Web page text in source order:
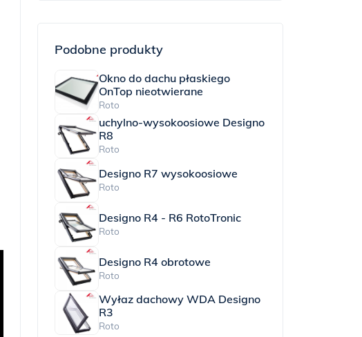
Podobne produkty
Okno do dachu płaskiego
OnTop nieotwierane
Roto
uchylno-wysokoosiowe Designo
R8
Roto
Designo R7 wysokoosiowe
Roto
Designo R4 - R6 RotoTronic
Roto
Designo R4 obrotowe
Roto
Wyłaz dachowy WDA Designo
R3
Roto